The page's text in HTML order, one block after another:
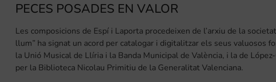
PECES POSADES EN VALOR
Les composicions de Espí i Laporta procedeixen de l’arxiu de la
llum” ha signat un acord per catalogar i digitalitzar els seus valuosos
la Unió Musical de Llíria i la Banda Municipal de València, i la de
per la Biblioteca Nicolau Primitiu de la Generalitat Valenciana.